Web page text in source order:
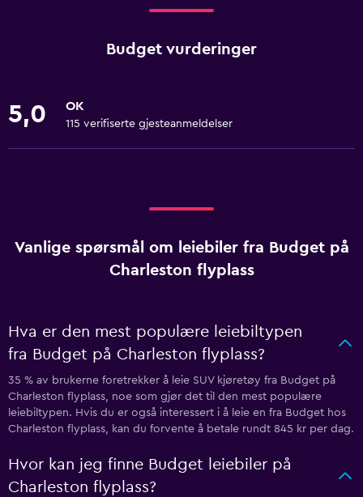
Budget vurderinger
5,0 OK
115 verifiserte gjesteanmeldelser
Vanlige spørsmål om leiebiler fra Budget på
Charleston flyplass
Hva er den mest populære leiebiltypen
fra Budget på Charleston flyplass?
35 % av brukerne foretrekker å leie SUV kjøretøy fra Budget på
Charleston flyplass, noe som gjør det til den mest populære
leiebiltypen. Hvis du er også interessert i å leie en fra Budget hos
Charleston flyplass, kan du forvente å betale rundt 845 kr per dag.
Hvor kan jeg finne Budget leiebiler på
Charleston flyplass?